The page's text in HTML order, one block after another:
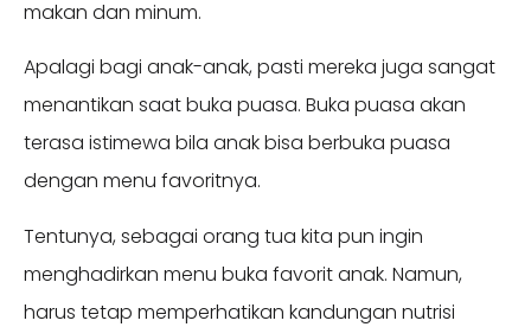
makan dan minum.
Apalagi bagi anak-anak, pasti mereka juga sangat
menantikan saat buka puasa. Buka puasa akan
terasa istimewa bila anak bisa berbuka puasa
dengan menu favoritnya.
Tentunya, sebagai orang tua kita pun ingin
menghadirkan menu buka favorit anak. Namun,
harus tetap memperhatikan kandungan nutrisi